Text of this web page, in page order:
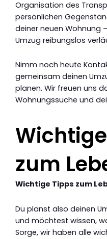
Organisation des
persönlichen
deiner neuen Wohnung
Umzug reibungslos
Nimm noch heute
gemeinsam deinen
planen. Wir freuen uns
Wohnungssuche und
zum
Wichtige Tipps zum
Du planst also deinen
und möchtest wissen,
Sorge, wir haben alle